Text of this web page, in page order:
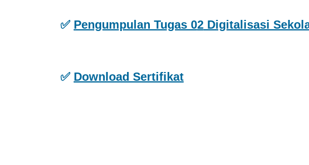
✅ Pengumpulan Tugas 02Digitalisasi
✅ Download Sertifikat